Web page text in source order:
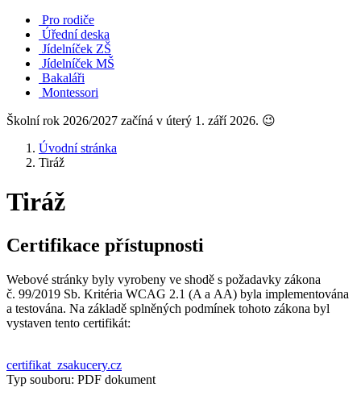
Pro rodiče
Úřední deska
Jídelníček ZŠ
Jídelníček MŠ
Bakaláři
Montessori
Školní rok 2026/2027 začíná v úterý 1. září 2026. 😉
Úvodní stránka
Tiráž
Tiráž
Certifikace přístupnosti
Webové stránky byly vyrobeny ve shodě s požadavky zákona
č. 99/2019 Sb. Kritéria WCAG 2.1 (A a AA) byla implementována
a testována. Na základě splněných podmínek tohoto zákona byl
vystaven tento certifikát:
certifikat_zsakucery.cz
Typ souboru: PDF dokument